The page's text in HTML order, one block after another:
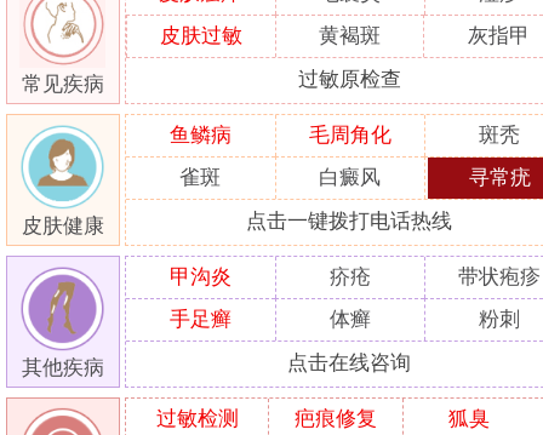
常见疾病
皮肤过敏
黄褐斑 灰指甲
过敏原检查
皮肤健康
鱼鳞病 毛周角化
斑秃
雀斑
白癜风 寻常疣
点击一键拨打电话热线
其他疾病
甲沟炎 疥疮
带状疱疹
手足癣
体癣 粉刺
点击在线咨询
过敏检测 疤痕修复
狐臭